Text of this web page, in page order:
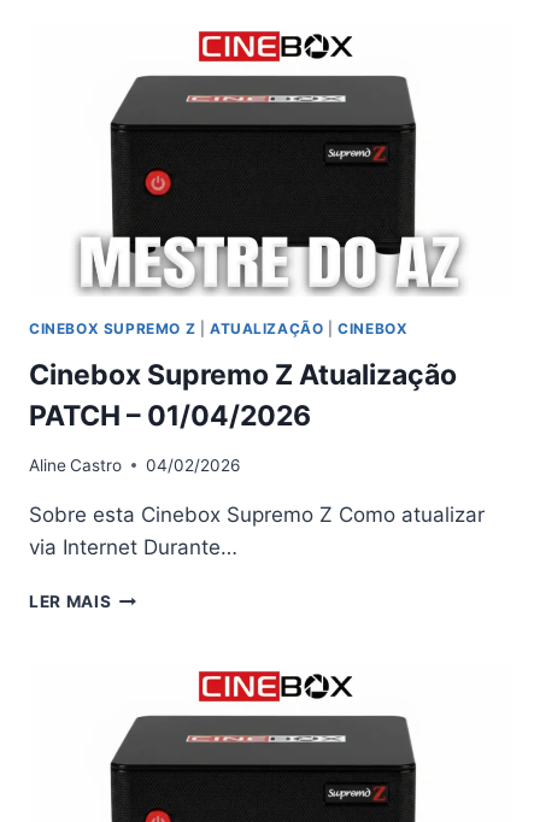
ATUALIZAÇÃO
01/05/2026
CINEBOX SUPREMO Z ATUALIZAÇÃO |CINEBOX
Cinebox Supremo Z Atualização
PATCH – 01/04/2026
AlineCastro 04/02/2026
Sobre esta Cinebox Supremo Z Como atualizar
via Internet Durante…
LER MAIS CINEBOX
ATUALIZAÇÃO
01/04/2026